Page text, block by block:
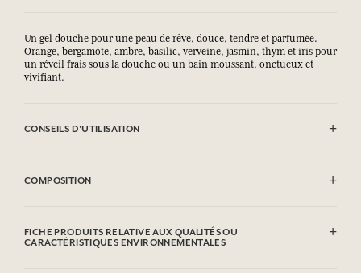
Un gel douche pour une peau de rêve, douce, tendre et parfumée.
Orange, bergamote, ambre, basilic, verveine, jasmin, thym et iris pour
un réveil frais sous la douche ou un bain moussant, onctueux et
vivifiant.
CONSEILS D'UTILISATION
COMPOSITION
Parfum (Fragrance), Polysorbate 20, Peg-7 Glyceryl Cocoate, Sodium
Chloride, Phenoxyethanol, Ethylhexylglycerin,
FICHE PRODUITS RELATIVE AUX QUALITÉS OU
CARACTÉRISTIQUES ENVIRONNEMENTALES